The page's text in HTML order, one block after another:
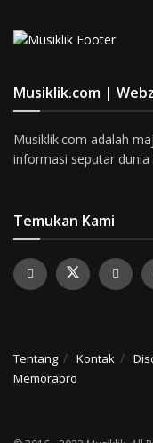
Musiklik.com |
Musiklik.com adalah
informasi seputar
Temukan Kami
Tentang Kontak
Memorapro